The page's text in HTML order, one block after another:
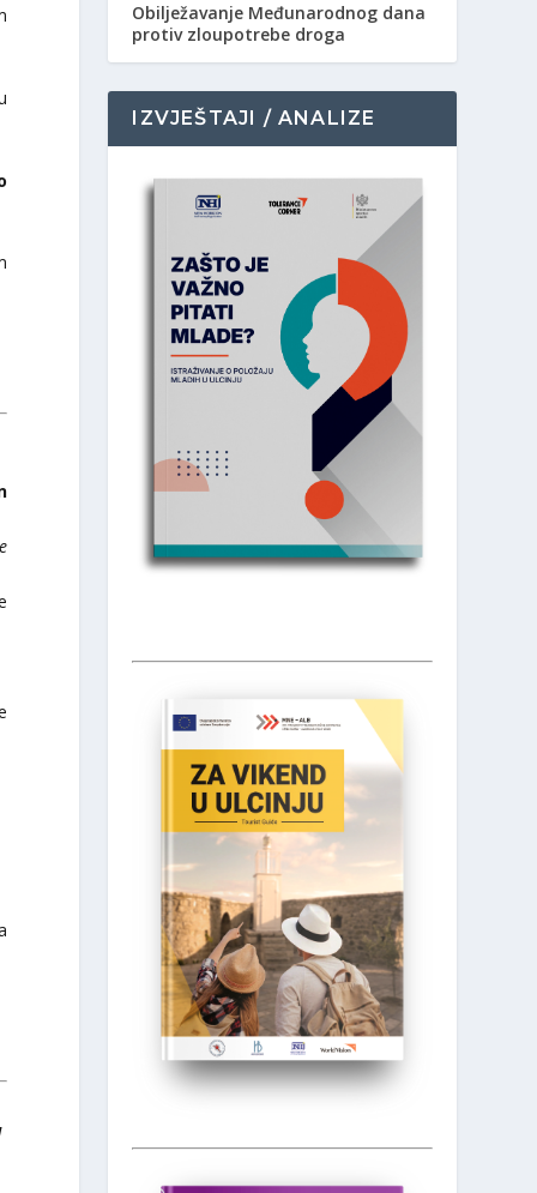
Obilježavanje Međunarodnog dana
protiv zloupotrebe droga
IZVJEŠTAJI / ANALIZE